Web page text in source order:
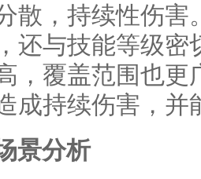
散，持续性伤
还与技能等级密
，覆盖范围也更
成持续伤害，并
景分析